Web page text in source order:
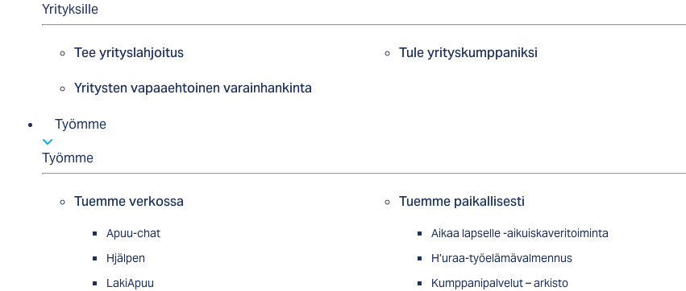
Yrityksille
Tee yrityslahjoitus Tule yrityskumppaniksi
Yritysten vapaaehtoinen varainhankinta
Työmme
Työmme
Tuemme verkossa
Apuu-chat
Hjälpen
LakiApuu
Tuemme paikallisesti
Aikaa lapselle -aikuiskaveritoiminta
H’uraa-työelämävalmennus
Kumppanipalvelut – arkisto